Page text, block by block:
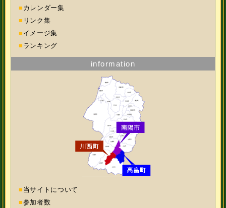
■ カレンダー集
■ リンク集
■ イメージ集
■ ランキング
information
■ 当サイトについて
■参加者数